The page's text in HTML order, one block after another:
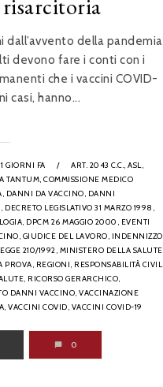
dall’avvento della pandemia
devono fare i conti con i
che i vaccini COVID-
casi, hanno...
GIORNI FA / ART. 2043 C.C., ASL,
TANTUM, COMMISSIONE MEDICO
DANNI DA VACCINO, DANNI
DECRETO LEGISLATIVO 31 MARZO 1998,
DPCM 26 MAGGIO 2000, EVENTI
GIUDICE DEL LAVORO, INDENNIZZO
210/1992, MINISTERO DELLA
PROVA, REGIONI, RESPONSABILITÀ
RICORSO GERARCHICO,
DANNI VACCINO, VACCINAZIONE
VACCINI COVID, VACCINI COVID-19
0